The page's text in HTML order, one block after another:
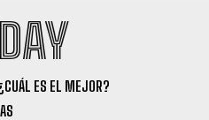
ES EL MEJOR?